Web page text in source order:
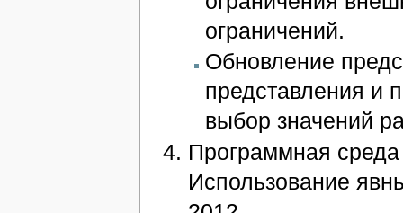
ограничений.
Обновление
представления и
выбор значений
Программная
Использование